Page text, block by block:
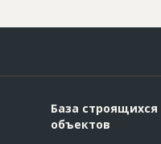
База строящихся
объектов